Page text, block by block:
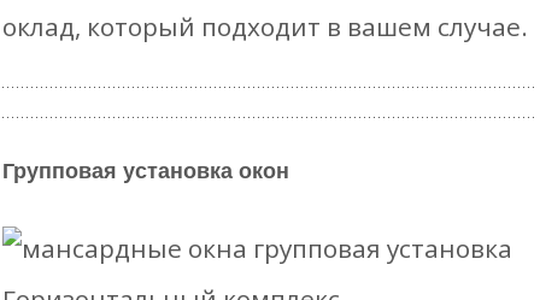
оклад, который подходит в вашем случае.
Групповая установка окон